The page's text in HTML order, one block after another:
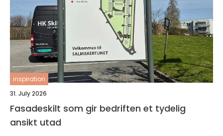
inspiration
31. July 2026
Fasadeskilt som gir bedriften et tydelig
ansikt utad